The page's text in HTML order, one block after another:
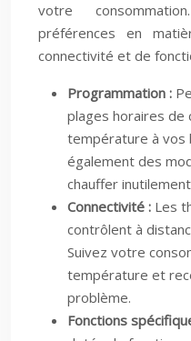
votre
préférences en
connectivité et de
Programmation :
plages horaires de
température à vos
également des
chauffer
Connectivité : Les
contrôlent à
Suivez votre
température et
problème.
Fonctions